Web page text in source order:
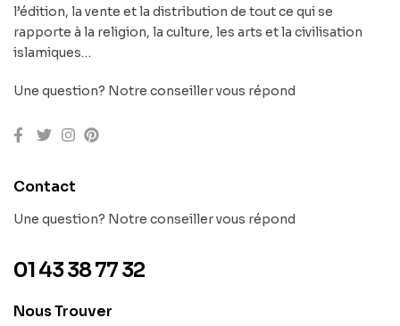
l’édition, la vente et la distribution de tout ce qui se
rapporte à la religion, la culture, les arts et la civilisation
islamiques…
Une question? Notre conseiller vous répond
Contact
Une question? Notre conseiller vous répond
01 43 38 77 32
Nous Trouver